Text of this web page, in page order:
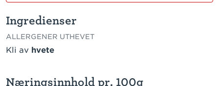
Ingredienser
ALLERGENER UTHEVET
Kli av hvete
Næringsinnhold pr. 100g